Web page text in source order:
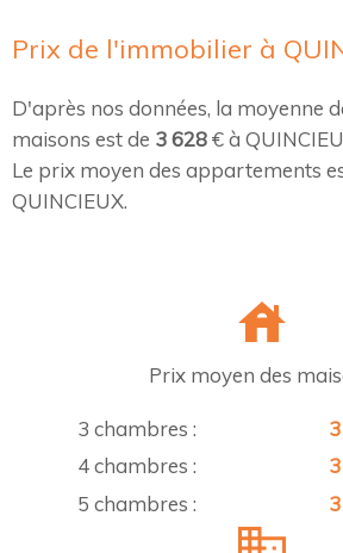
Prix de l'immobilier à
D'après nos données, la moyenne
maisons est de 3 628€ à
Le prix moyen des appartements
QUINCIEUX.
Prix moyen des
3 chambres :
4 chambres :
5 chambres :